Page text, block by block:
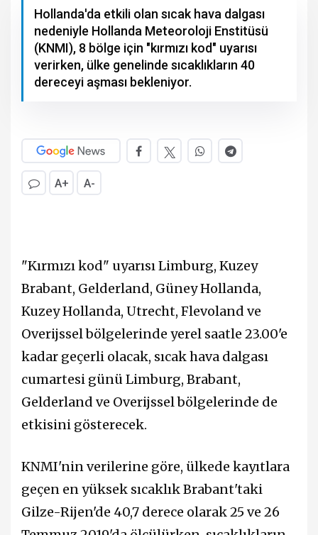
Hollanda'da etkili olan sıcak hava dalgası
nedeniyle Hollanda Meteoroloji Enstitüsü
(KNMI), 8 bölge için "kırmızı kod" uyarısı
verirken, ülke genelinde sıcaklıkların 40
dereceyi aşması bekleniyor.
A+ A-
"Kırmızı kod" uyarısı Limburg, Kuzey
Brabant, Gelderland, Güney Hollanda,
Kuzey Hollanda, Utrecht, Flevoland ve
Overijssel bölgelerinde yerel saatle 23.00'e
kadar geçerli olacak, sıcak hava dalgası
cumartesi günü Limburg, Brabant,
Gelderland ve Overijssel bölgelerinde de
etkisini gösterecek.
KNMI'nin verilerine göre, ülkede kayıtlara
geçen en yüksek sıcaklık Brabant'taki
Gilze-Rijen'de 40,7 derece olarak 25 ve 26